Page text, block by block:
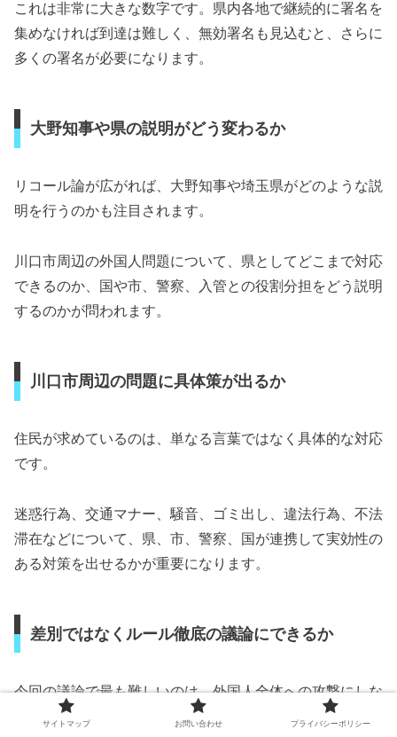
これは非常に大きな数字です。県内各地で継続的に署名を
集めなければ到達は難しく、無効署名も見込むと、さらに
多くの署名が必要になります。
大野知事や県の説明がどう変わるか
リコール論が広がれば、大野知事や埼玉県がどのような説
明を行うのかも注目されます。
川口市周辺の外国人問題について、県としてどこまで対応
できるのか、国や市、警察、入管との役割分担をどう説明
するのかが問われます。
川口市周辺の問題に具体策が出るか
住民が求めているのは、単なる言葉ではなく具体的な対応
です。
迷惑行為、交通マナー、騒音、ゴミ出し、違法行為、不法
滞在などについて、県、市、警察、国が連携して実効性の
ある対策を出せるかが重要になります。
差別ではなくルール徹底の議論にできるか
今回の議論で最も難しいのは、外国人全体への攻撃にしな
いことです。
サイトマップ お問い合わせ プライバシーポリシー